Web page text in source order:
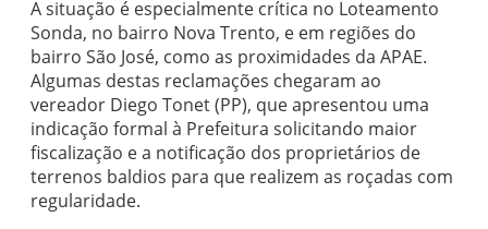
A situação é especialmente crítica no Loteamento
Sonda, no bairro Nova Trento, e em regiões do
bairro São José, como as proximidades da APAE.
Algumas destas reclamações chegaram ao
vereador Diego Tonet (PP), que apresentou uma
indicação formal à Prefeitura solicitando maior
fiscalização e a notificação dos proprietários de
terrenos baldios para que realizem as roçadas com
regularidade.